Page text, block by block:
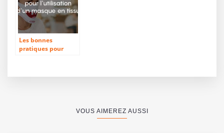
Les bonnes
pratiques pour
VOUS AIMEREZ AUSSI